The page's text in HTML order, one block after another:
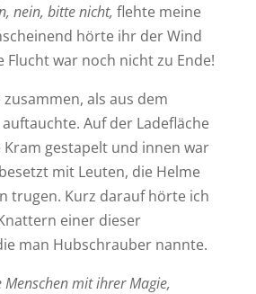
nein, bitte nicht, flehte meine
hörte ihr der Wind
Flucht war noch nicht zu Ende!
als aus dem
Auf der Ladefläche
Kram gestapelt und innen war
mit Leuten, die Helme
trugen. Kurz darauf hörte ich
einer dieser
man Hubschrauber nannte.
Menschen mit ihrer Magie,